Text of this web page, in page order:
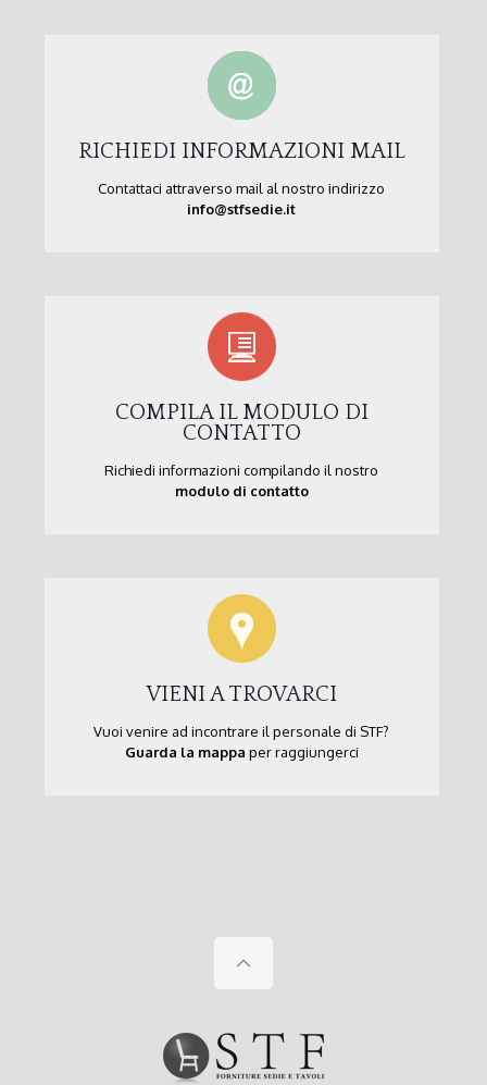
RICHIEDI INFORMAZIONI MAIL
Contattaci attraverso mail al nostro indirizzo
info@stfsedie.it
COMPILA IL MODULO DI
CONTATTO
Richiedi informazioni compilando il nostro
modulo di contatto
VIENI A TROVARCI
Vuoi venire ad incontrare il personale di STF?
Guarda la mappa per raggiungerci